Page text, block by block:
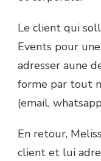
Le client qui
Events pour
adresser aune
forme par tout
(email,
En retour,
client et lui